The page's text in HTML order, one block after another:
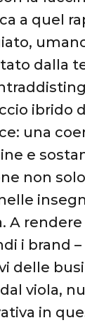
a quel
dalla
ibrido
una
e
non
A rendere
i brand
delle
viola,
in